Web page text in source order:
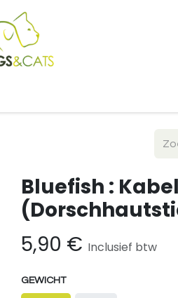
Bluefish :
5,90 € Inclusief btw
GEWICHT